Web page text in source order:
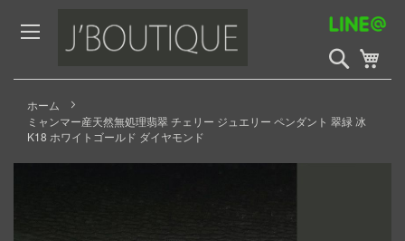
to
Content
検
索
開
ホーム
ミャンマー産天然無処理翡翠 チェリー ジュエリー ペンダント 翠緑 冰
K18 ホワイトゴールド ダイヤモンド
Skip